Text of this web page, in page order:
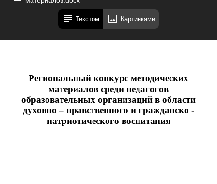
Текстом Картинками
Региональный конкурс методических
материалов среди педагогов
образовательных организаций в области
духовно – нравственного и гражданско -
патриотического воспитания